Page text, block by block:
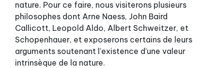
nature. Pour ce faire, nous visiterons plusieurs
philosophes dont Arne Naess, John Baird
Callicott, Leopold Aldo, Albert Schweitzer, et
Schopenhauer, et exposerons certains de leurs
arguments soutenant l’existence d’une valeur
intrinsèque de la nature.